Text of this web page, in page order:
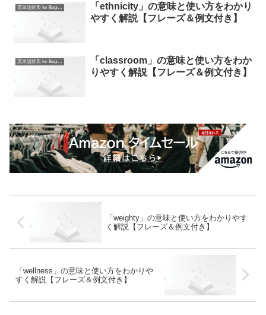
英単語辞典 for Beginners
「ethnicity」の意味と使い方をわかり
やすく解説【フレーズ＆例文付き】
英単語辞典 for Beginners
「classroom」の意味と使い方をわか
りやすく解説【フレーズ＆例文付き】
「weighty」の意味と使い方をわかりやす
く解説【フレーズ＆例文付き】
「wellness」の意味と使い方をわかりや
すく解説【フレーズ＆例文付き】